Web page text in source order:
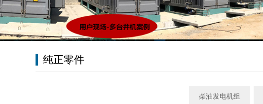
纯正零件
柴油发电机组